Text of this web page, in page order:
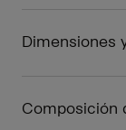
Dimensiones
Composición